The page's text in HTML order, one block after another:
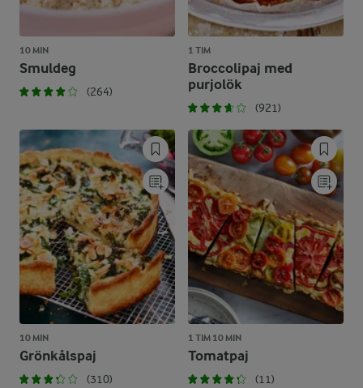
10 MIN
Smuldeg
(264)
1 TIM
Broccolipaj med
purjolök
(921)
10 MIN
Grönkålspaj
(310)
1 TIM 10 MIN
Tomatpaj
(11)